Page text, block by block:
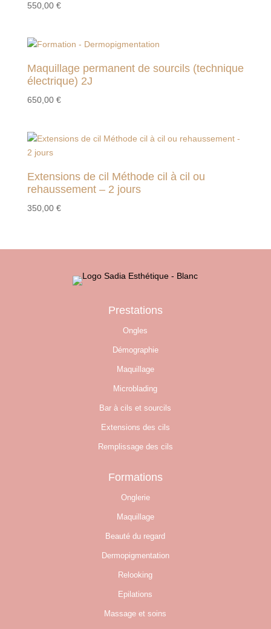
550,00 €
Maquillage permanent de sourcils (technique
électrique) 2J
650,00 €
Extensions de cil Méthode cil à cil ou
rehaussement – 2 jours
350,00 €
Prestations
Ongles
Démographie
Maquillage
Microblading
Bar à cils et sourcils
Extensions des cils
Remplissage des cils
Formations
Onglerie
Maquillage
Beauté du regard
Dermopigmentation
Relooking
Epilations
Massage et soins